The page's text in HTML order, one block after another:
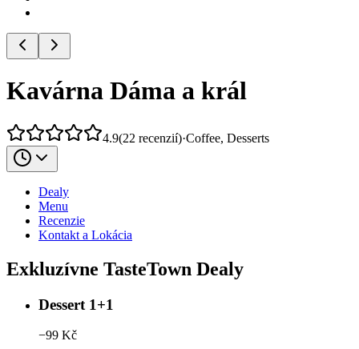
Kavárna Dáma a král
4.9(22 recenzií)·Coffee, Desserts
Dealy
Menu
Recenzie
Kontakt a Lokácia
Exkluzívne TasteTown Dealy
Dessert 1+1
−99 Kč